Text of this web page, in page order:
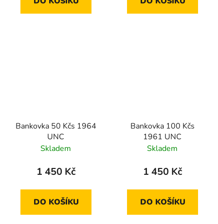
Bankovka 50 Kčs 1964
UNC
Skladem
1 450 Kč
DO KOŠÍKU
Bankovka 100 Kčs
1961 UNC
Skladem
1 450 Kč
DO KOŠÍKU